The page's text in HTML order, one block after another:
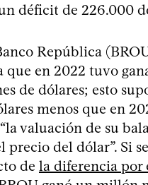
déficit de 226.000
República
que en 2022 tuvo
de dólares; esto
menos que en
valuación de su
precio del dólar”. Si se
de la diferencia por